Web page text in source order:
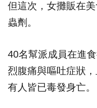
但這次，女攤販在
蟲劑。
40名幫派成員在進
烈腹痛與嘔吐症狀
有人皆已毒發身亡。